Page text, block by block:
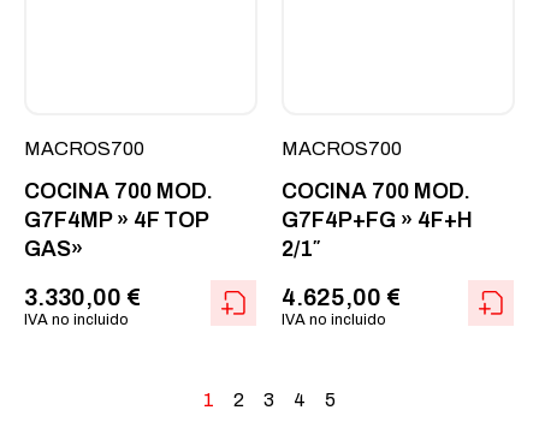
MACROS700
COCINA 700 MOD.
G7F4MP » 4F TOP
GAS»
3.330,00 €
IVA no incluido
MACROS700
COCINA 700 MOD.
G7F4P+FG » 4F+H
2/1″
4.625,00 €
IVA no incluido
1 2 3 4 5